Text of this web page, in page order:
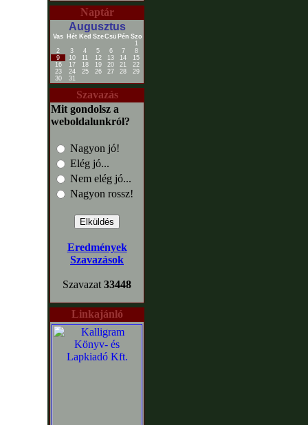
Naptár
Augusztus
Vas Hét Ked SzeCsü Pén Szo
1
2
3 4 5 6 7
8
9
10 11 12 13 14
15
16
17 18 19 20 21
22
23
24 25 26 27 28
29
30
31
Szavazás
Mit gondolsz a
weboldalunkról?
Nagyon jó!
Elég jó...
Nem elég jó...
Nagyon rossz!
Eredmények
Szavazások
Szavazat 33448
Linkajánló